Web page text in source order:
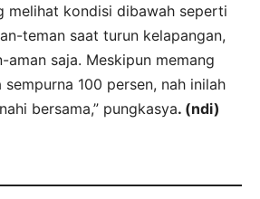
melihat kondisi dibawah seperti
teman saat turun kelapangan,
aman saja. Meskipun memang
100 persen, nah inilah
bersama,” pungkasya. (ndi)